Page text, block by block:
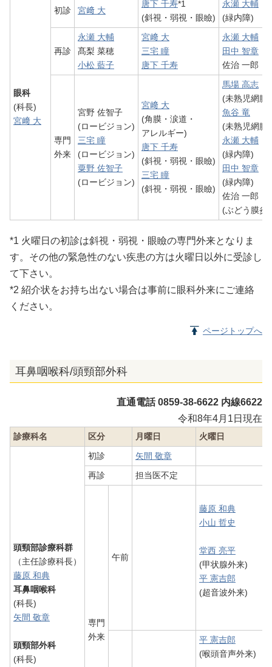
眼科
(科長)
宮﨑 大
初診 宮﨑 大
唐下 千寿*1
(斜視・弱視・眼瞼)
永瀬 大輔
(緑内障)
再診
永瀬 大輔
髙梨 菜穂
小松 藍子
宮﨑 大
三宅 瞳
唐下 千寿
永瀬 大輔
田中 智章
佐治 一郎
専門
外来
宮野 佐智子
(ロービジョン)
三宅 瞳
(ロービジョン)
粟野 佐智子
(ロービジョン)
宮﨑 大
(角膜・涙道・
アレルギー)
唐下 千寿
(斜視・弱視・眼瞼)
三宅 瞳
(斜視・弱視・眼瞼)
馬場 高志
(未熟児網膜
魚谷 竜
(未熟児網膜
永瀬 大輔
(緑内障)
田中 智章
(緑内障)
佐治 一郎
(ぶどう膜炎)
*1 火曜日の初診は斜視・弱視・眼瞼の専門外来となりま
す。その他の緊急性のない疾患の方は火曜日以外に受診し
て下さい。
*2 紹介状をお持ち出ない場合は事前に眼科外来にご連絡
ください。
ページトップへ
耳鼻咽喉科/頭頸部外科
直通電話 0859-38-6622 内線6622
令和8年4月1日現在
診療科名 区分 月曜日 火曜日
頭頸部診療科群
（主任診療科長）
藤原 和典
耳鼻咽喉科
(科長)
矢間 敬章
頭頸部外科
(科長)
初診
矢間 敬章
再診
担当医不定
専門
外来
午前
藤原 和典
小山 哲史
堂西 亮平
(甲状腺外来)
平 憲吉郎
(超音波外来)
平 憲吉郎
(喉頭音声外来)